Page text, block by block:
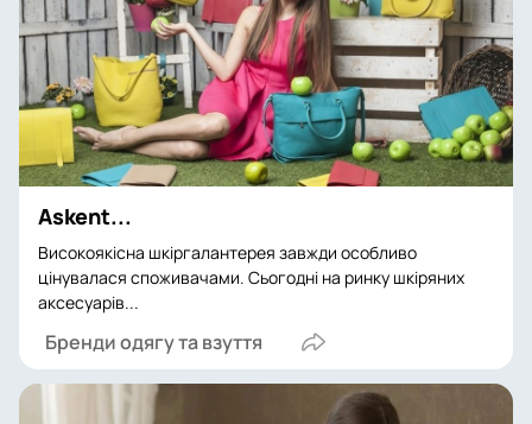
Askent...
Високоякісна шкіргалантерея завжди особливо
цінувалася споживачами. Сьогодні на ринку шкіряних
аксесуарів...
Бренди одягу та взуття